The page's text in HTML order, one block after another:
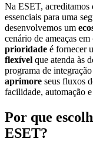
Na ESET, acreditamos
essenciais para uma
desenvolvemos um
cenário de ameaças
prioridade é fornecer
flexível que atenda às
programa de
aprimore seus fluxos
facilidade, automação
Por que
ESET?